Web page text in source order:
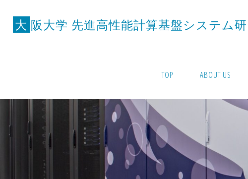
大 阪大学 先進高性能計算基盤システム研
TOP ABOUT US